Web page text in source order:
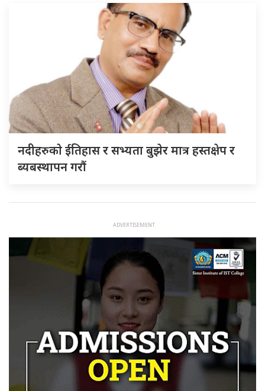
नदीहरुकाे ईतिहास र सभ्यता बुझेर मात्र हस्तक्षेप र
ब्यबस्थापन गराैं